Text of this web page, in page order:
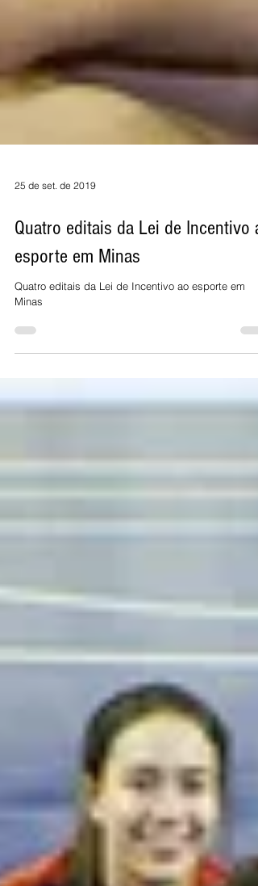
25 de set. de 2019
Quatro editais da Lei de Incentivo
esporte em Minas
Minas